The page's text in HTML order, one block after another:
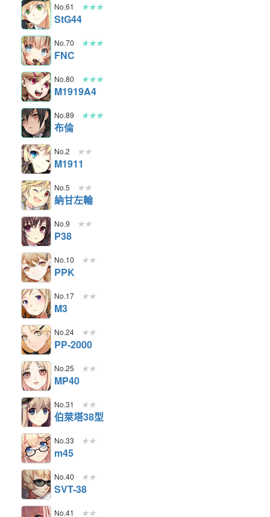
No.61 ★★★
StG44
No.70 ★★★
FNC
No.80 ★★★
M1919A4
No.89 ★★★
布倫
No.2 ★★
M1911
No.5 ★★
納甘左輪
No.9 ★★
P38
No.10 ★★
PPK
No.17 ★★
M3
No.24 ★★
PP-2000
No.25 ★★
MP40
No.31 ★★
伯萊塔38型
No.33 ★★
m45
No.40 ★★
SVT-38
No.41 ★★